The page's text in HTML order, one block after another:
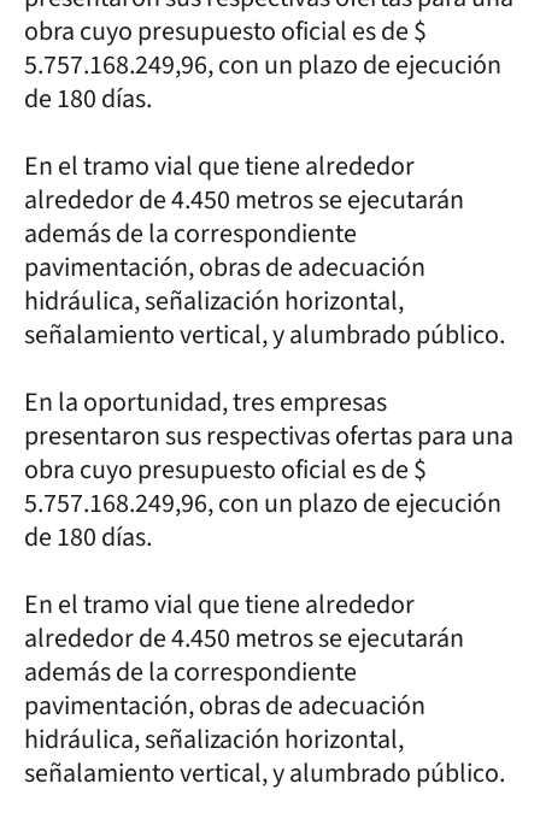
obra cuyo presupuesto oficial es de $
5.757.168.249,96, con un plazo de ejecución
de 180 días.
En el tramo vial que tiene alrededor
alrededor de 4.450 metros se ejecutarán
además de la correspondiente
pavimentación, obras de adecuación
hidráulica, señalización horizontal,
señalamiento vertical, y alumbrado público.
En la oportunidad, tres empresas
presentaron sus respectivas ofertas para una
obra cuyo presupuesto oficial es de $
5.757.168.249,96, con un plazo de ejecución
de 180 días.
En el tramo vial que tiene alrededor
alrededor de 4.450 metros se ejecutarán
además de la correspondiente
pavimentación, obras de adecuación
hidráulica, señalización horizontal,
señalamiento vertical, y alumbrado público.